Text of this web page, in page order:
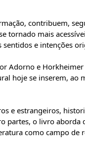
contribuem,
tornado mais
e intenções
Adorno e
hoje se inserem,
e estrangeiros,
partes, o livro
como campo de